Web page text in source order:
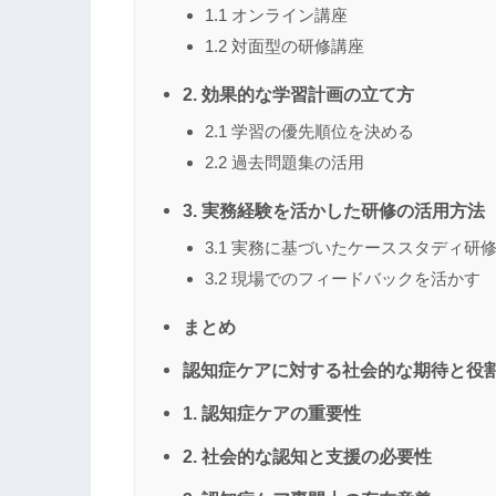
1.1 オンライン講座
1.2 対面型の研修講座
2. 効果的な学習計画の立て方
2.1 学習の優先順位を決める
2.2 過去問題集の活用
3. 実務経験を活かした研修の活用方法
3.1 実務に基づいたケーススタディ研修
3.2 現場でのフィードバックを活かす
まとめ
認知症ケアに対する社会的な期待と役
1. 認知症ケアの重要性
2. 社会的な認知と支援の必要性